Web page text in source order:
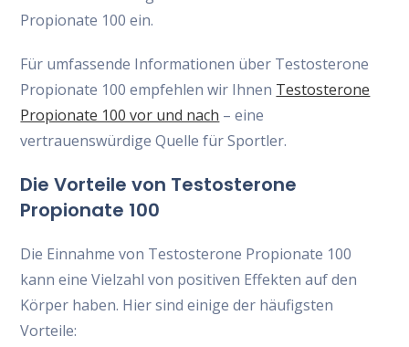
Propionate 100 ein.
Für umfassende Informationen über Testosterone
Propionate 100 empfehlen wir Ihnen Testosterone
Propionate 100 vor und nach – eine
vertrauenswürdige Quelle für Sportler.
Die Vorteile von Testosterone
Propionate 100
Die Einnahme von Testosterone Propionate 100
kann eine Vielzahl von positiven Effekten auf den
Körper haben. Hier sind einige der häufigsten
Vorteile: